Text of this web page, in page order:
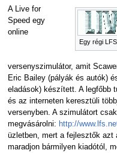
Egy régi
A Live for
Speed egy
online
versenyszimulátor, amit
Eric Bailey (pályák és autók)
eladások) készített. A legfőbb
és az interneten keresztüli
versenyben. A szimulátort
megvásárolni: http://
üzletben, mert a fejlesztők azt
maradjon bármilyen kiadótól,